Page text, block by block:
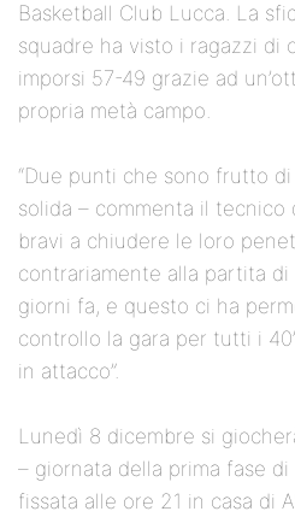
Basketball Club Lucca. La
squadre ha visto i ragazzi di
imporsi 57-49 grazie ad
propria metà campo.
“Due punti che sono frutto
solida – commenta il tecnico
bravi a chiudere le loro
contrariamente alla partita
giorni fa, e questo ci ha
controllo la gara per tutti i
in attacco”.
Lunedì 8 dicembre si
– giornata della prima fase
fissata alle ore 21 in casa di